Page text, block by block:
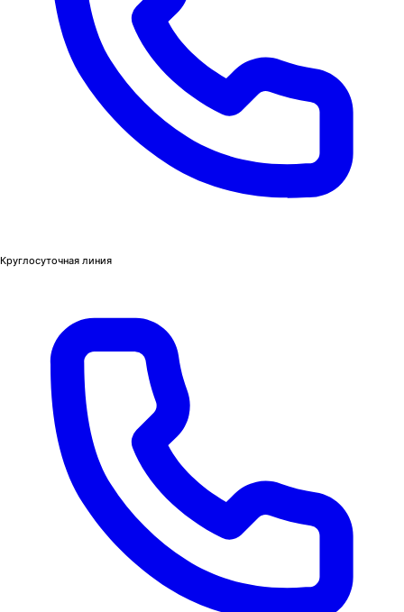
Круглосуточная линия